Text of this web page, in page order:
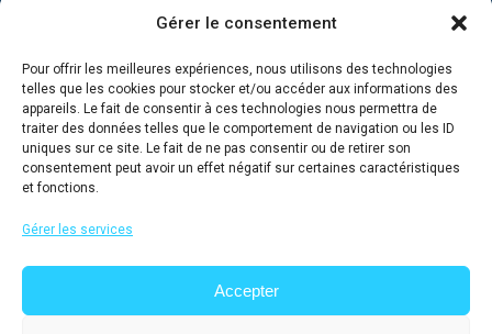
Gérer le consentement
Pour offrir les meilleures expériences, nous utilisons des technologies
telles que les cookies pour stocker et/ou accéder aux informations des
appareils. Le fait de consentir à ces technologies nous permettra de
traiter des données telles que le comportement de navigation ou les ID
uniques sur ce site. Le fait de ne pas consentir ou de retirer son
consentement peut avoir un effet négatif sur certaines caractéristiques
et fonctions.
Gérer les services
Accepter
Adresse e-mail
confidentialité du site